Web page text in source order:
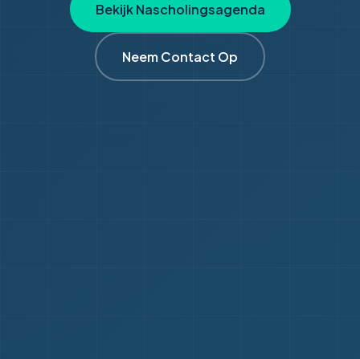
Bekijk Nascholingsagenda
Neem Contact Op